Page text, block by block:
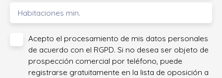
Habitaciones min.
Acepto el procesamiento de mis datos personales
de acuerdo con el RGPD. Si no desea ser objeto de
prospección comercial por teléfono, puede
registrarse gratuitamente en la lista de oposición a